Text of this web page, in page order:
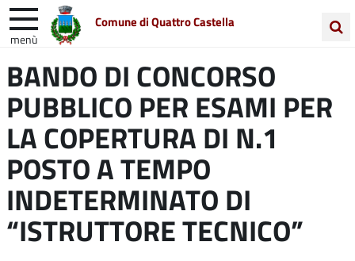
Comune di Quattro Castella
menù
nel
sito
Entra in Comune Vivi Quattro Castella
Unione Colline Matildiche
BANDO DI CONCORSO
PUBBLICO PER ESAMI PER
LA COPERTURA DI N.1
POSTO A TEMPO
INDETERMINATO DI
“ISTRUTTORE TECNICO”